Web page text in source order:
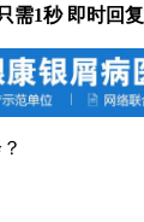
需1秒 即时回复